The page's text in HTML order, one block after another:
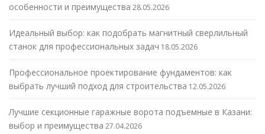
особенности и преимущества 28.05.2026
Идеальный выбор: как подобрать магнитный сверлильный
станок для профессиональных задач 18.05.2026
Профессиональное проектирование фундаментов: как
выбрать лучший подход для строительства 12.05.2026
Лучшие секционные гаражные ворота подъемные в Казани:
выбор и преимущества 27.04.2026